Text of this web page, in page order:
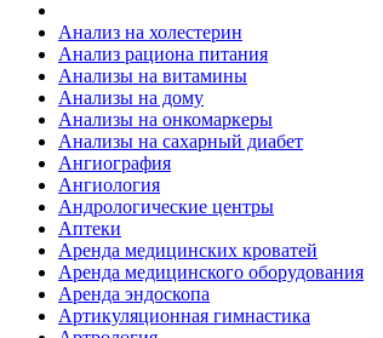
Анализ на холестерин
Анализ рациона питания
Анализы на витамины
Анализы на дому
Анализы на онкомаркеры
Анализы на сахарный диабет
Ангиография
Ангиология
Андрологические центры
Аптеки
Аренда медицинских кроватей
Аренда медицинского оборудования
Аренда эндоскопа
Артикуляционная гимнастика